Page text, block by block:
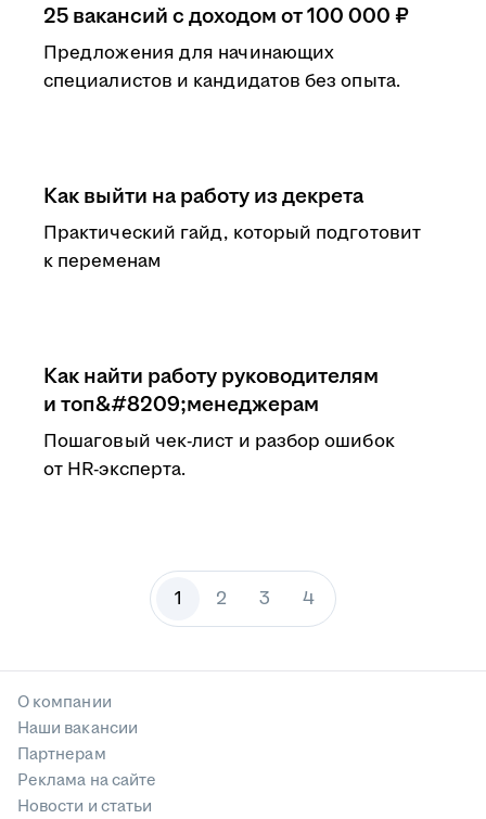
25 вакансий с доходом от 100 000 ₽
Предложения для начинающих
специалистов и кандидатов без опыта.
Как выйти на работу из декрета
Практический гайд, который подготовит
к переменам
Как найти работу руководителям
и топ&#8209;менеджерам
Пошаговый чек-лист и разбор ошибок
от HR-эксперта.
1 2 3 4
О компании
Наши вакансии
Партнерам
Реклама на сайте
Новости и статьи